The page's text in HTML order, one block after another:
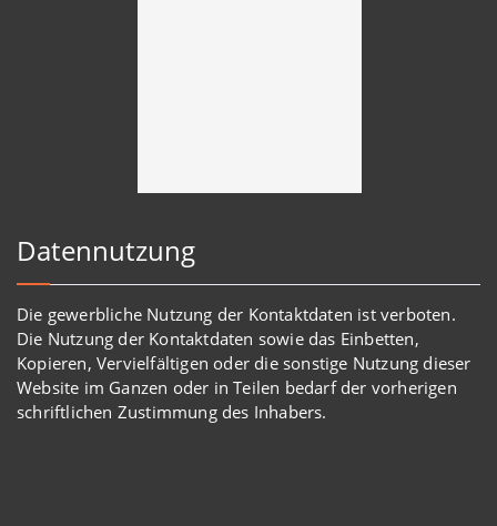
Datennutzung
Die gewerbliche Nutzung der Kontaktdaten ist verboten.
Die Nutzung der Kontaktdaten sowie das Einbetten,
Kopieren, Vervielfältigen oder die sonstige Nutzung dieser
Website im Ganzen oder in Teilen bedarf der vorherigen
schriftlichen Zustimmung des Inhabers.